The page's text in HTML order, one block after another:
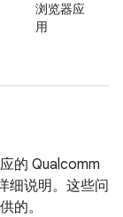
浏览器应
用
的 Qualcomm
细说明。这些问
的。